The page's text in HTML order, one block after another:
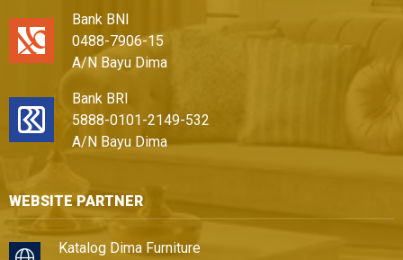
Bank BNI
0488-7906-15
A/N Bayu Dima
Bank BRI
5888-0101-2149-532
A/N Bayu Dima
WEBSITE PARTNER
Katalog Dima Furniture